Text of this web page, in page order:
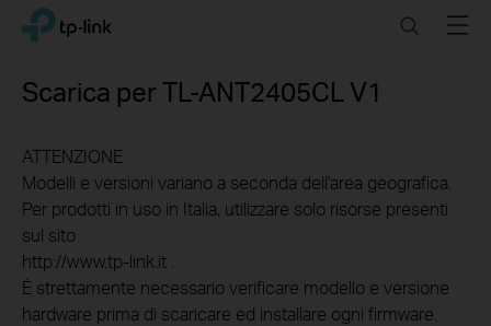
Click
navigation
TP-Link, Reliably Smart SearchMenu
Scarica perTL-ANT2405CLV1
ATTENZIONE
Modelli e versioni variano a seconda dell'area geografica.
Per prodotti in uso in Italia, utilizzare solo risorse presenti
sul sito
http://www.tp-link.it .
È strettamente necessario verificare modello e versione
hardware prima di scaricare ed installare ogni firmware.